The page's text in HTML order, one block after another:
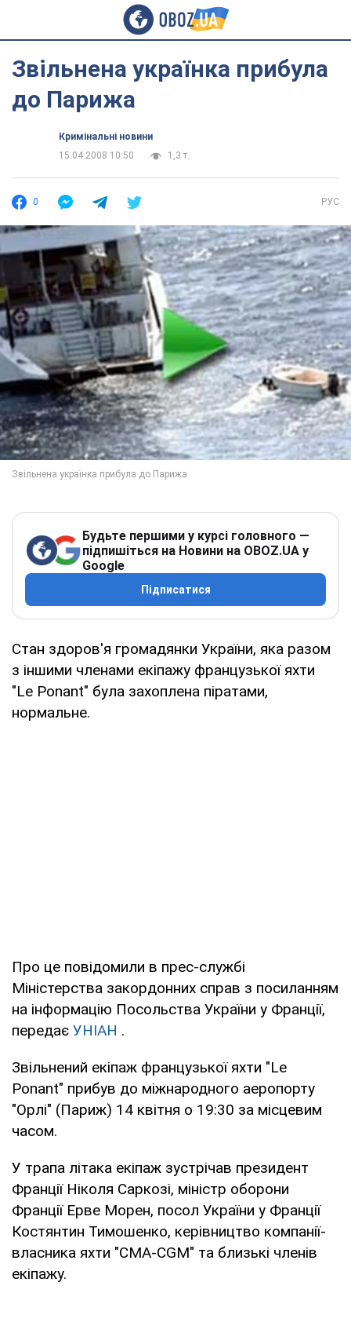
Звільнена українка прибула
до Парижа
Кримінальні новини
15.04.2008 10:50
1,3 т.
0 РУС
Будьте першими у курсі головного —
підпишіться на Новини на OBOZ.UA у
Google
Підписатися
Стан здоров'я громадянки України, яка разом
з іншими членами екіпажу французької яхти
"Le Ponant" була захоплена піратами,
нормальне.
Про це повідомили в прес-службі
Міністерства закордонних справ з посиланням
на інформацію Посольства України у Франції,
передає УНІАН .
Звільнений екіпаж французької яхти "Le
Ponant" прибув до міжнародного аеропорту
"Орлі" (Париж) 14 квітня о 19:30 за місцевим
часом.
У трапа літака екіпаж зустрічав президент
Франції Ніколя Саркозі, міністр оборони
Франції Ерве Морен, посол України у Франції
Костянтин Тимошенко, керівництво компанії-
власника яхти "CMA-CGM" та близькі членів
екіпажу.